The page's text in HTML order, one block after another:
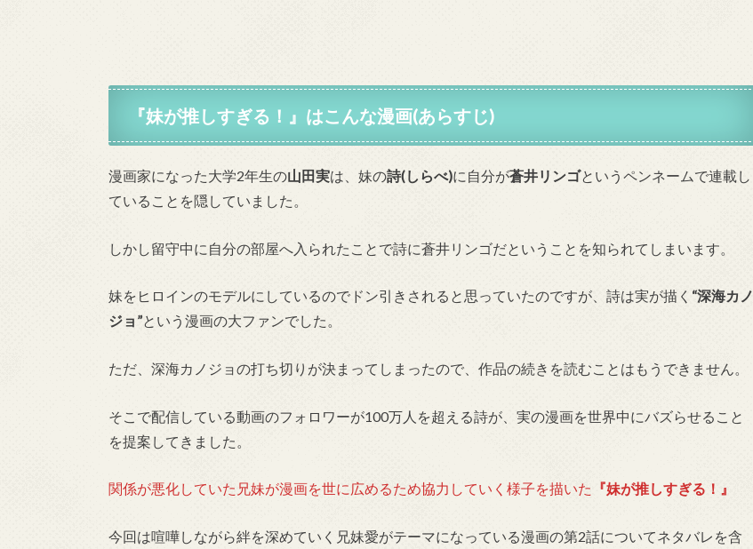
『妹が推しすぎる！』はこんな漫画(あらすじ)
漫画家になった大学2年生の山田実は、妹の詩(しらべ)に自分が蒼井リンゴというペンネームで連載し
ていることを隠していました。
しかし留守中に自分の部屋へ入られたことで詩に蒼井リンゴだということを知られてしまいます。
妹をヒロインのモデルにしているのでドン引きされると思っていたのですが、詩は実が描く “深海カノ
ジョ”という漫画の大ファンでした。
ただ、深海カノジョの打ち切りが決まってしまったので、作品の続きを読むことはもうできません。
そこで配信している動画のフォロワーが100万人を超える詩が、実の漫画を世界中にバズらせること
を提案してきました。
関係が悪化していた兄妹が漫画を世に広めるため協力していく様子を描いた 『妹が推しすぎる！』
今回は喧嘩しながら絆を深めていく兄妹愛がテーマになっている漫画の第2話についてネタバレを含